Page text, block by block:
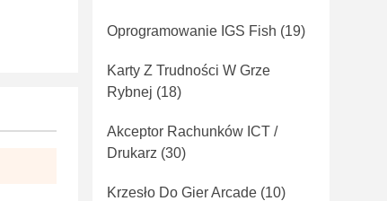
Oprogramowanie IGS Fish (19)
Karty Z Trudności W Grze
Rybnej (18)
Akceptor Rachunków ICT /
Drukarz (30)
Krzesło Do Gier Arcade (10)